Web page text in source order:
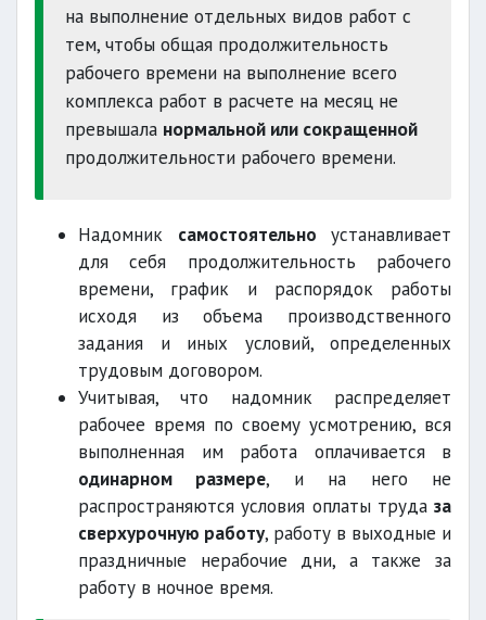
на выполнение отдельных видов работ с
тем, чтобы общая продолжительность
рабочего времени на выполнение всего
комплекса работ в расчете на месяц не
превышала нормальной или сокращенной
продолжительности рабочего времени.
Надомник самостоятельно устанавливает
для себя продолжительность рабочего
времени, график и распорядок работы
исходя из объема производственного
задания и иных условий, определенных
трудовым договором.
Учитывая, что надомник распределяет
рабочее время по своему усмотрению, вся
выполненная им работа оплачивается в
одинарном размере, и на него не
распространяются условия оплаты труда за
сверхурочную работу, работу в выходные и
праздничные нерабочие дни, а также за
работу в ночное время.